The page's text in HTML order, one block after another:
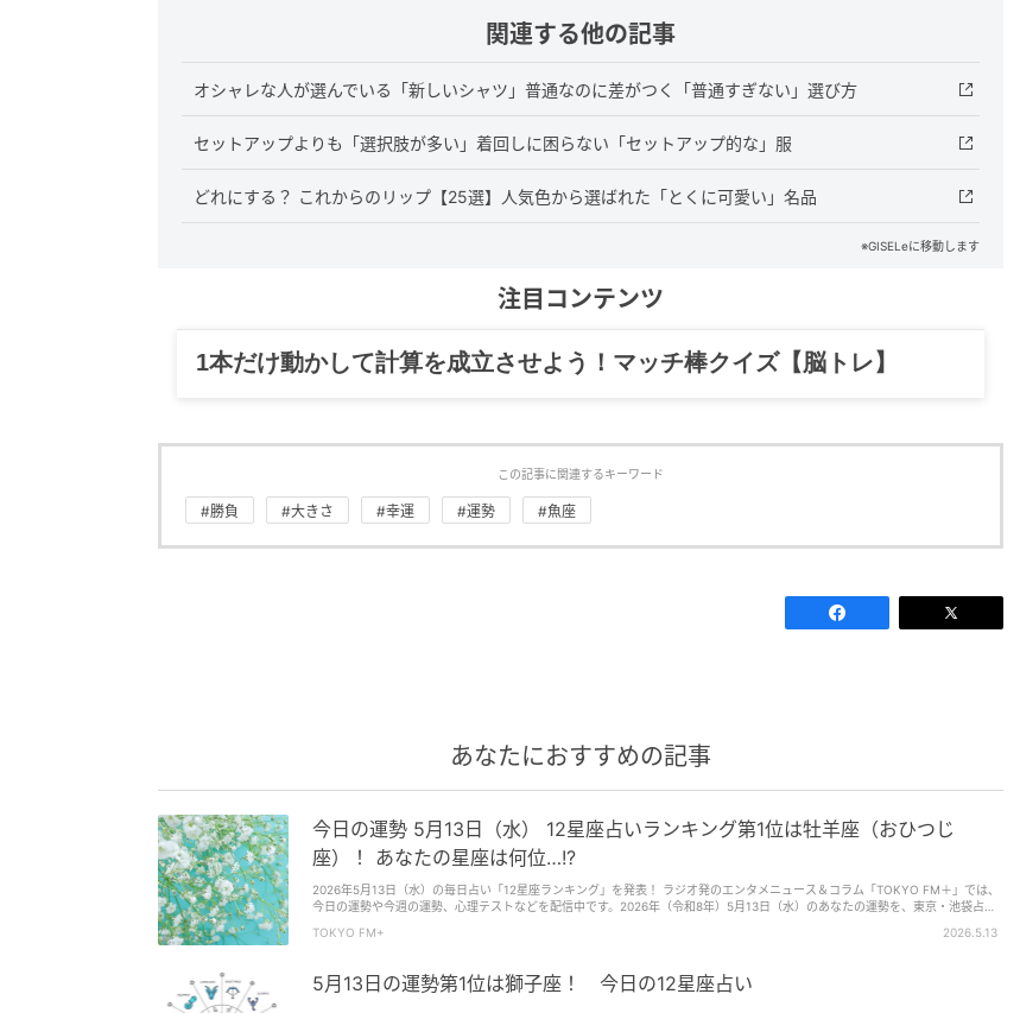
関連する他の記事
オシャレな人が選んでいる「新しいシャツ」普通なのに差がつく「普通すぎない」選び方
セットアップよりも「選択肢が多い」着回しに困らない「セットアップ的な」服
どれにする？ これからのリップ【25選】人気色から選ばれた「とくに可愛い」名品
※GISELeに移動します
注目コンテンツ
グルメ、ギャグ、子育て、旅行記……全部、読めます。
この記事に関連するキーワード
#勝負 #大きさ #幸運 #運勢 #魚座
あなたにおすすめの記事
今日の運勢 5月13日（水） 12星座占いランキング第1位は牡羊座（おひつじ
座）！ あなたの星座は何位…!?
2026年5月13日（水）の毎日占い「12星座ランキング」を発表！ ラジオ発のエンタメニュース＆コラム「TOKYO FM＋」では、
今日の運勢や今週の運勢、心理テストなどを配信中です。2026年（令和8年）5月13日（水）のあなたの運勢を、東京・池袋占い
1位は牡羊座（おひつじ座）！ あなたの星座は何位……？
TOKYO FM+ 2026.5.13
5月13日の運勢第1位は獅子座！ 今日の12星座占い